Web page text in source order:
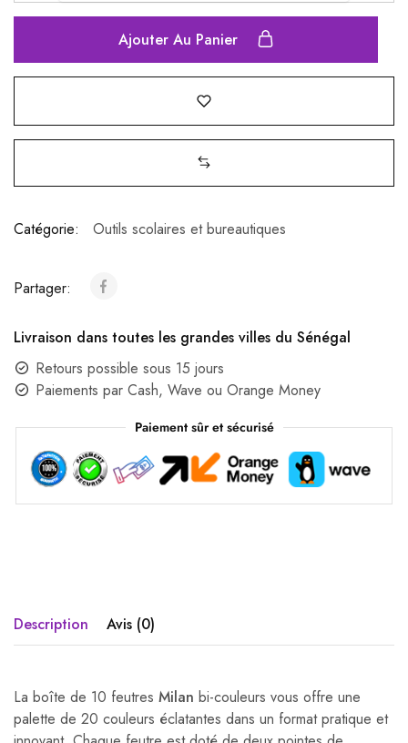
Ajouter Au Panier
Catégorie: Outils scolaires et bureautiques
Partager:
Livraison dans toutes les grandes villes du Sénégal
Retours possible sous 15 jours
Paiements par Cash, Wave ou Orange Money
Paiement sûr et sécurisé
Description Avis (0)
La boîte de 10 feutres Milan bi-couleurs vous offre une
palette de 20 couleurs éclatantes dans un format pratique et